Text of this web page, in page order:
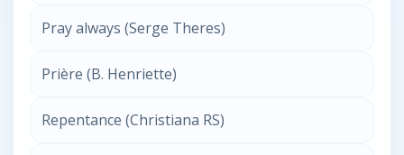
Pray always (Serge Theres)
Prière (B. Henriette)
Repentance (Christiana RS)